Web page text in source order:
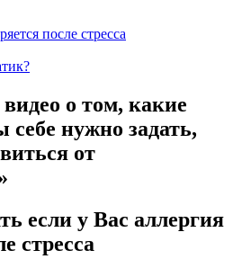
после стресса
о том, какие
себе нужно задать,
от
если у Вас аллергия
стресса